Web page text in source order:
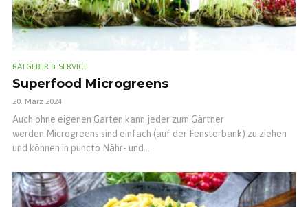
RATGEBER & SERVICE
Superfood Microgreens
20. März 2024
Auch ohne eigenen Garten kann jeder zum Gärtner
werden.Microgreens sind einfach (auf der Fensterbank) zu ziehen
und können in puncto Nähr- und...